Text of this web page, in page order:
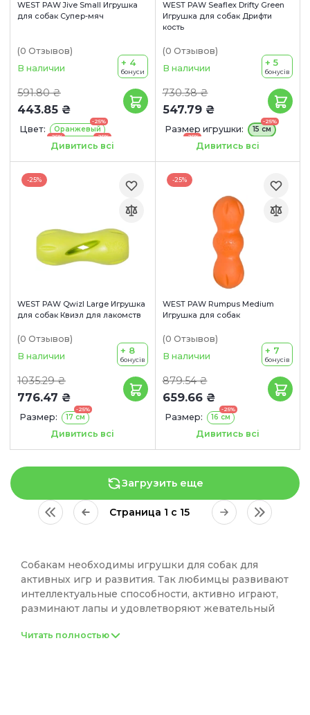
WEST PAW Jive Small Игрушка
для собак Супер-мяч
(0 Отзывов)
В наличии
591.80 ₴
443.85 ₴
+ 4
бонуси
Цвет:
-25%
Оранжевый
-25%
Зеленый
-25%
Голубой
Размер игрушки:
Дивитись всі
WEST PAW Seaflex Drifty Green
Игрушка для собак Дрифти
кость
(0 Отзывов)
В наличии
730.38 ₴
547.79 ₴
+ 5
бонусів
Размер игрушки:
-25%
15 см
-25%
Дивитись всі
-25%
WEST PAW Qwizl Large Игрушка
для собак Квизл для лакомств
(0 Отзывов)
В наличии
1035.29 ₴
776.47 ₴
+ 8
бонусів
Размер:
-25%
17 см
Голубой
Зеленый
Дивитись всі
-25%
WEST PAW Rumpus Medium
Игрушка для собак
(0 Отзывов)
В наличии
879.54 ₴
659.66 ₴
+ 7
бонусів
Размер:
-25%
16 см
Оранжевый
Дивитись всі
Страница 1 с 15
Загрузить еще
Собакам необходимы игрушки для собак для
активных игр и развития. Так любимцы развивают
интеллектуальные способности, активно играют,
разминают лапы и удовлетворяют жевательный
желательно разных типов и размеров. Выбирайте
Читать полностью